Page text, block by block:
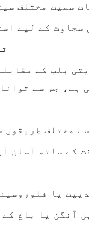
سمیت مختلف
سجاوٹ کے لیے
بلب کے
ہے، جس سے
مختلف طریقوں
کے ساتھ آسان
آنگن یا باغ